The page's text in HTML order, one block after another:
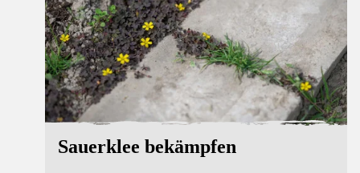
Sauerklee bekämpfen